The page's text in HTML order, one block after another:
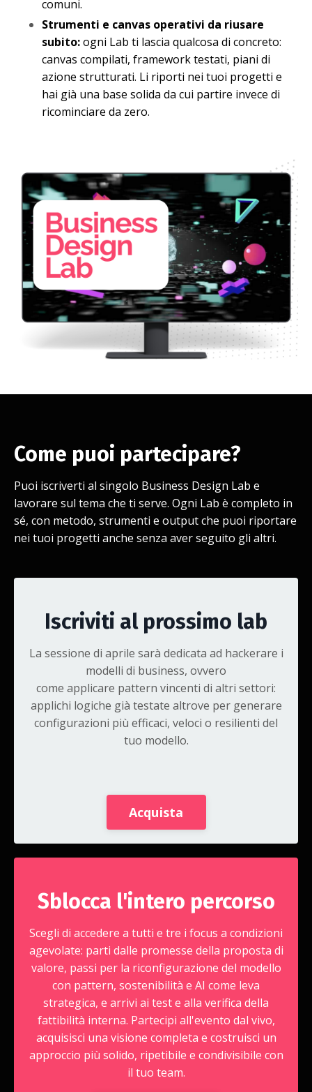
comuni.
Strumenti e canvas operativi da riusare
subito:ogni Lab ti lascia qualcosa di concreto:
canvas compilati, framework testati, piani di
azione strutturati. Li riporti nei tuoi progetti e
hai già una base solida da cui partire invece di
ricominciare da zero.
Come puoi partecipare?
Puoi iscriverti al singolo Business Design Lab e
lavorare sul tema che ti serve. Ogni Lab è completo in
sé, con metodo, strumenti e output che puoi riportare
nei tuoi progetti anche senza aver seguito gli altri.
Iscriviti al prossimo lab
La sessione di aprile sarà dedicata ad hackerare i
modelli di business, ovvero
come applicare pattern vincenti di altri settori:
applichi logiche già testate altrove per generare
configurazioni più efficaci, veloci o resilienti del
tuo modello.
Acquista
Sblocca l'intero percorso
Scegli di accedere a tutti e tre i focus a condizioni
agevolate: parti dalle promesse della proposta di
valore, passi per la riconfigurazione del modello
con pattern, sostenibilità e AI come leva
strategica, e arrivi ai test e alla verifica della
fattibilità interna. Partecipi all'evento dal vivo,
acquisisci una visione completa e costruisci un
approccio più solido, ripetibile e condivisibile con
il tuo team.